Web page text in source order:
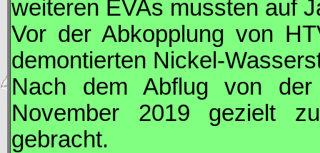
weiteren EVAs mussten auf
Vor der Abkopplung von
demontierten Nickel-
Nach dem Abflug von
November 2019 gezielt
gebracht.